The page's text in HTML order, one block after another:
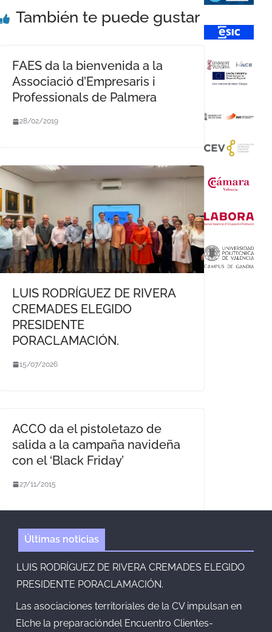
También te puede gustar
FAES da la bienvenida a la
Associació d’Empresaris i
Professionals de Palmera
28/02/2019
LUIS RODRÍGUEZ DE RIVERA
CREMADES ELEGIDO
PRESIDENTE
PORACLAMACIÓN.
15/07/2026
ACCO da el pistoletazo de
salida a la campaña navideña
con el ‘Black Friday’
27/11/2015
Últimas noticias
LUIS RODRÍGUEZ DE RIVERA CREMADES ELEGIDO
PRESIDENTE PORACLAMACIÓN.
Las asociaciones territoriales de la CV impulsan en
Elche la preparacióndel Encuentro Clientes-